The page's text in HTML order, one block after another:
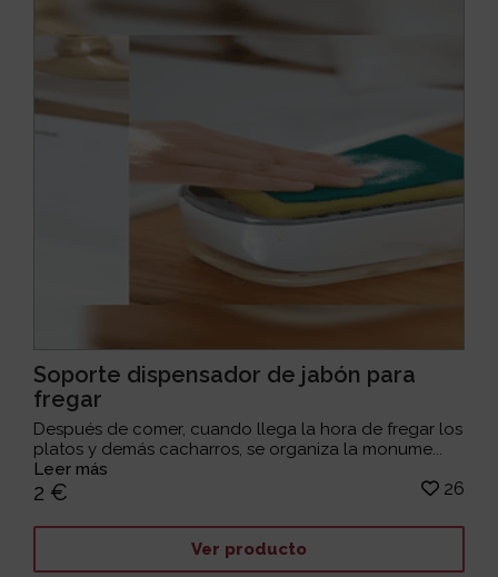
Soporte dispensador de jabón para
fregar
Después de comer, cuando llega la hora de fregar los
platos y demás cacharros, se organiza la monume...
Leer más
2 € 26
Ver producto